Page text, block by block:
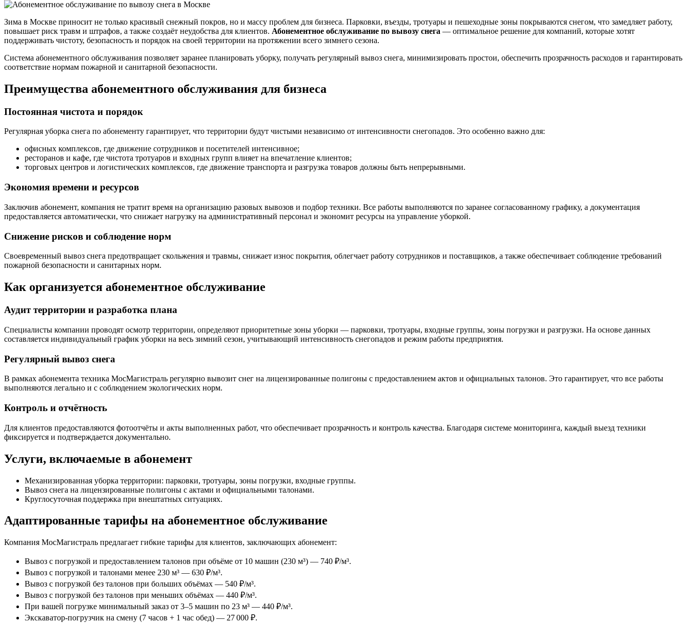
Зима в Москве приносит не только красивый снежный покров, но и массу проблем для бизнеса. Парковки, въезды, тротуары и пешеходные зоны покрываются снегом, что замедляет работу,
повышает риск травм и штрафов, а также создаёт неудобства для клиентов. Абонементное обслуживание по вывозу снега — оптимальное решение для компаний, которые хотят
поддерживать чистоту, безопасность и порядок на своей территории на протяжении всего зимнего сезона.
Система абонементного обслуживания позволяет заранее планировать уборку, получать регулярный вывоз снега, минимизировать простои, обеспечить прозрачность расходов и гарантировать
соответствие нормам пожарной и санитарной безопасности.
Преимущества абонементного обслуживания для бизнеса
Постоянная чистота и порядок
Регулярная уборка снега по абонементу гарантирует, что территории будут чистыми независимо от интенсивности снегопадов. Это особенно важно для:
офисных комплексов, где движение сотрудников и посетителей интенсивное;
ресторанов и кафе, где чистота тротуаров и входных групп влияет на впечатление клиентов;
торговых центров и логистических комплексов, где движение транспорта и разгрузка товаров должны быть непрерывными.
Экономия времени и ресурсов
Заключив абонемент, компания не тратит время на организацию разовых вывозов и подбор техники. Все работы выполняются по заранее согласованному графику, а документация
предоставляется автоматически, что снижает нагрузку на административный персонал и экономит ресурсы на управление уборкой.
Снижение рисков и соблюдение норм
Своевременный вывоз снега предотвращает скольжения и травмы, снижает износ покрытия, облегчает работу сотрудников и поставщиков, а также обеспечивает соблюдение требований
пожарной безопасности и санитарных норм.
Как организуется абонементное обслуживание
Аудит территории и разработка плана
Специалисты компании проводят осмотр территории, определяют приоритетные зоны уборки — парковки, тротуары, входные группы, зоны погрузки и разгрузки. На основе данных
составляется индивидуальный график уборки на весь зимний сезон, учитывающий интенсивность снегопадов и режим работы предприятия.
Регулярный вывоз снега
В рамках абонемента техника МосМагистраль регулярно вывозит снег на лицензированные полигоны с предоставлением актов и официальных талонов. Это гарантирует, что все работы
выполняются легально и с соблюдением экологических норм.
Контроль и отчётность
Для клиентов предоставляются фотоотчёты и акты выполненных работ, что обеспечивает прозрачность и контроль качества. Благодаря системе мониторинга, каждый выезд техники
фиксируется и подтверждается документально.
Услуги, включаемые в абонемент
Механизированная уборка территории: парковки, тротуары, зоны погрузки, входные группы.
Вывоз снега на лицензированные полигоны с актами и официальными талонами.
Круглосуточная поддержка при внештатных ситуациях.
Адаптированные тарифы на абонементное обслуживание
Компания МосМагистраль предлагает гибкие тарифы для клиентов, заключающих абонемент:
Вывоз с погрузкой и предоставлением талонов при объёме от 10 машин (230 м³) — 740 ₽/м³.
Вывоз с погрузкой и талонами менее 230 м³ — 630 ₽/м³.
Вывоз с погрузкой без талонов при больших объёмах — 540 ₽/м³.
Вывоз с погрузкой без талонов при меньших объёмах — 440 ₽/м³.
При вашей погрузке минимальный заказ от 3–5 машин по 23 м³ — 440 ₽/м³.
Экскаватор-погрузчик на смену (7 часов + 1 час обед) — 27 000 ₽.